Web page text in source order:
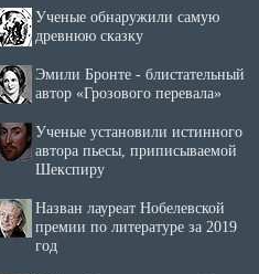
Ученые обнаружили самую
древнюю сказку
Эмили Бронте - блистательный
автор «Грозового перевала»
Ученые установили истинного
автора пьесы, приписываемой
Шекспиру
Назван лауреат Нобелевской
премии по литературе за 2019
год